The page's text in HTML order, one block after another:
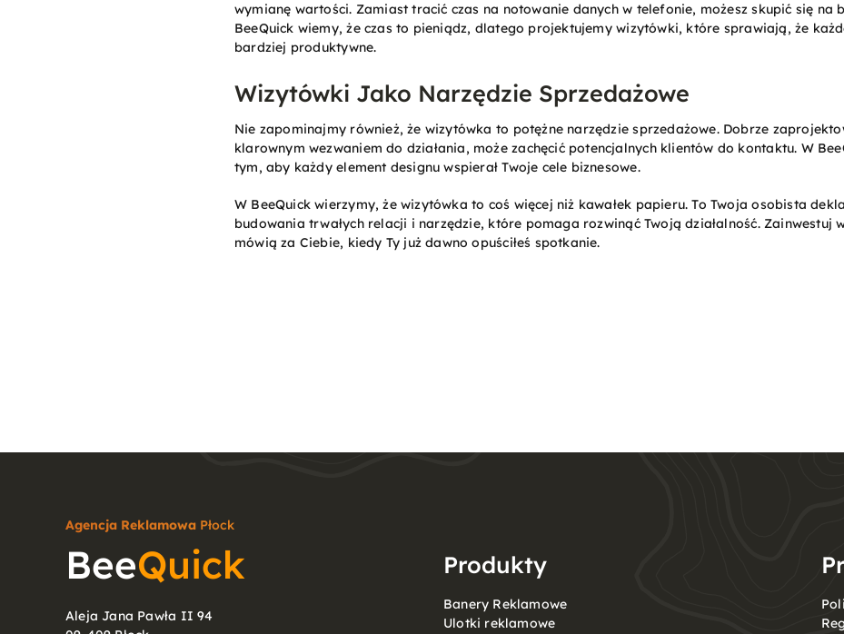
wymianę wartości. Zamiast tracić czas na notowanie danych w telefonie, możesz skupić się na
BeeQuick wiemy, że czas to pieniądz, dlatego projektujemy wizytówki, które sprawiają, że
bardziej produktywne.
Wizytówki Jako Narzędzie Sprzedażowe
Nie zapominajmy również, że wizytówka to potężne narzędzie sprzedażowe. Dobrze
klarownym wezwaniem do działania, może zachęcić potencjalnych klientów do kontaktu. W
tym, aby każdy element designu wspierał Twoje cele biznesowe.
W BeeQuick wierzymy, że wizytówka to coś więcej niż kawałek papieru. To Twoja osobista
budowania trwałych relacji i narzędzie, które pomaga rozwinąć Twoją działalność. Zainwestuj
mówią za Ciebie, kiedy Ty już dawno opuściłeś spotkanie.
Agencja ReklamowaPłock
BeeQuick
Aleja Jana Pawła II 94
Produkty
Banery Reklamowe
Ulotki reklamowe